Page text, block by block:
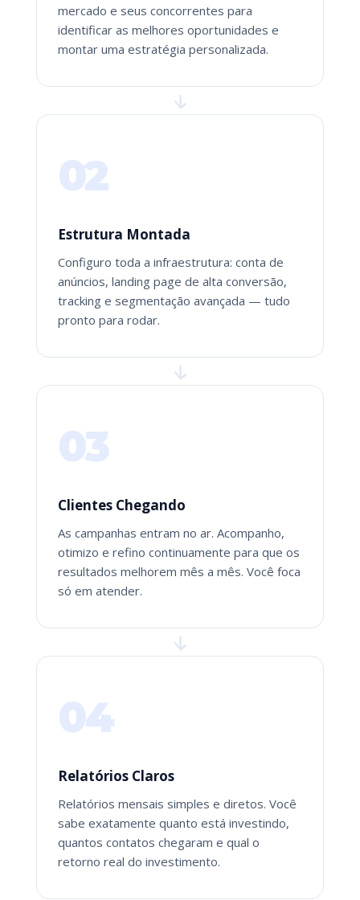
mercado e seus concorrentes para
identificar as melhores oportunidades e
montar uma estratégia personalizada.
02
Estrutura Montada
Configuro toda a infraestrutura: conta de
anúncios, landing page de alta conversão,
tracking e segmentação avançada — tudo
pronto para rodar.
03
Clientes Chegando
As campanhas entram no ar. Acompanho,
otimizo e refino continuamente para que os
resultados melhorem mês a mês. Você foca
só em atender.
04
Relatórios Claros
Relatórios mensais simples e diretos. Você
sabe exatamente quanto está investindo,
quantos contatos chegaram e qual o
retorno real do investimento.